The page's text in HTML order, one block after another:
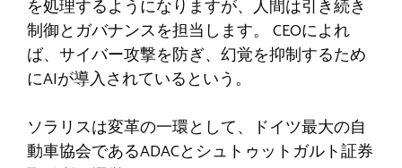
を処理するようになりますが、人間は引き続き
制御とガバナンスを担当します。 CEOによれ
ば、サイバー攻撃を防ぎ、幻覚を抑制するため
にAIが導入されているという。
ソラリスは変革の一環として、ドイツ最大の自
動車協会であるADACとシュトゥットガルト証券